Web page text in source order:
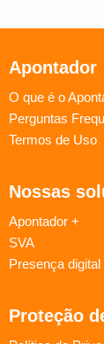
Apontador
O que é o
Perguntas
Termos de Uso
Nossas
Apontador +
SVA
Presença digital
Proteção